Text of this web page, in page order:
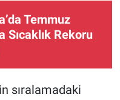
Temmuz
Sıcaklık Rekoru
sıralamadaki